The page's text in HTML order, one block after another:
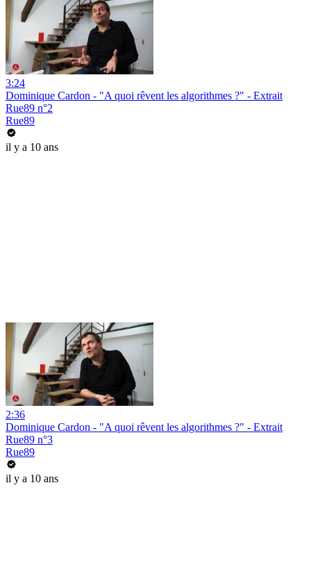
3:24
Dominique Cardon - "A quoi rêvent les algorithmes ?" - Extrait
Rue89 n°2
Rue89
il y a 10 ans
2:36
Dominique Cardon - "A quoi rêvent les algorithmes ?" - Extrait
Rue89 n°3
Rue89
il y a 10 ans